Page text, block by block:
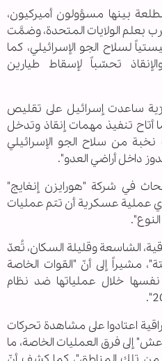
بينها مسؤولون أميركيون،
بعلم الولايات المتحدة، وضمَّت
لسلاح الجو الإسرائيلي، كما
تحسّباً لإسقاط طيارين
ساعدت إسرائيل على تقليص
أتاح تنفيذ مهمات إنقاذ وتدخل
من سلاح الجو الإسرائيلي
داخل أراضي العدو".
في شركة "هورايزن إنغايج"
عملية عسكرية أن تتم عمليات
الشاسعة وقليلة السكان، تُعدّ
مشيراً إلى أنّ "القوات الخاصة
خلال عملياتها ضد نظام
اعتادوا على مشاهدة تحركات
إلى فرق العمليات الخاصة، ما